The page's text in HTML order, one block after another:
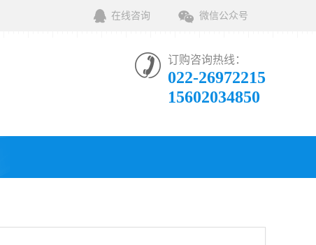
在线咨询 微信公众号
订购咨询热线：
022-26972215
15602034850